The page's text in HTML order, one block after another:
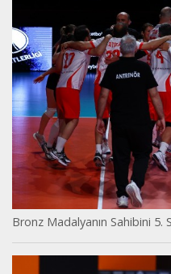
Bronz Madalyanın Sahibini 5.